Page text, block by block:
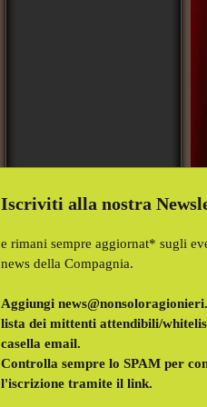
Iscriviti alla nostra
e rimani sempre aggiornat* sugli
news della Compagnia.
Aggiungi
lista dei mittenti attendibili/
casella email.
Controlla sempre lo SPAM per
l'iscrizione tramite il link.